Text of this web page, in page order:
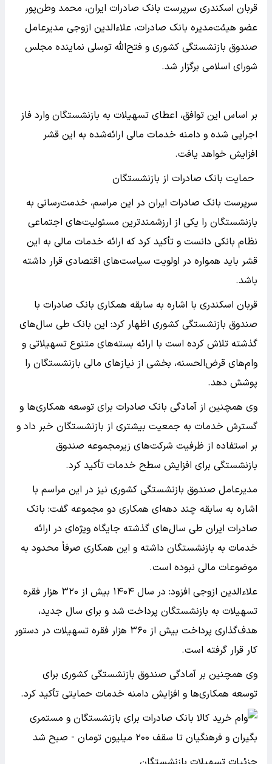
قربان اسکندری سرپرست بانک صادرات ایران، محمد وطن‌پور
عضو هیئت‌مدیره بانک صادرات، علاءالدین ازوجی مدیرعامل
صندوق بازنشستگی کشوری و فتح‌الله توسلی نماینده مجلس
شورای اسلامی برگزار شد.
بر اساس این توافق، اعطای تسهیلات به بازنشستگان وارد فاز
اجرایی شده و دامنه خدمات مالی ارائه‌شده به این قشر
افزایش خواهد یافت.
حمایت بانک صادرات از بازنشستگان
سرپرست بانک صادرات ایران در این مراسم، خدمت‌رسانی به
بازنشستگان را یکی از ارزشمندترین مسئولیت‌های اجتماعی
نظام بانکی دانست و تأکید کرد که ارائه خدمات مالی به این
قشر باید همواره در اولویت سیاست‌های اقتصادی قرار داشته
باشد.
قربان اسکندری با اشاره به سابقه همکاری بانک صادرات با
صندوق بازنشستگی کشوری اظهار کرد: این بانک طی سال‌های
گذشته تلاش کرده است با ارائه بسته‌های متنوع تسهیلاتی و
وام‌های قرض‌الحسنه، بخشی از نیازهای مالی بازنشستگان را
پوشش دهد.
وی همچنین از آمادگی بانک صادرات برای توسعه همکاری‌ها و
گسترش خدمات به جمعیت بیشتری از بازنشستگان خبر داد و
بر استفاده از ظرفیت شرکت‌های زیرمجموعه صندوق
بازنشستگی برای افزایش سطح خدمات تأکید کرد.
مدیرعامل صندوق بازنشستگی کشوری نیز در این مراسم با
اشاره به سابقه چند دهه‌ای همکاری دو مجموعه گفت: بانک
صادرات ایران طی سال‌های گذشته جایگاه ویژه‌ای در ارائه
خدمات به بازنشستگان داشته و این همکاری صرفاً محدود به
موضوعات مالی نبوده است.
علاءالدین ازوجی افزود: در سال ۱۴۰۴ بیش از ۳۲۰ هزار فقره
تسهیلات به بازنشستگان پرداخت شد و برای سال جدید،
هدف‌گذاری پرداخت بیش از ۳۶۰ هزار فقره تسهیلات در دستور
کار قرار گرفته است.
وی همچنین بر آمادگی صندوق بازنشستگی کشوری برای
توسعه همکاری‌ها و افزایش دامنه خدمات حمایتی تأکید کرد.